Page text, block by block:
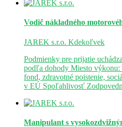
Vodič nákladného
JAREK s.r.o. Kdekoľvek
Podmienky pre prijatie
podľa dohody Miesto
fond, zdravotné poistenie,
v EÚ Spoľahlivosť
Manipulant s